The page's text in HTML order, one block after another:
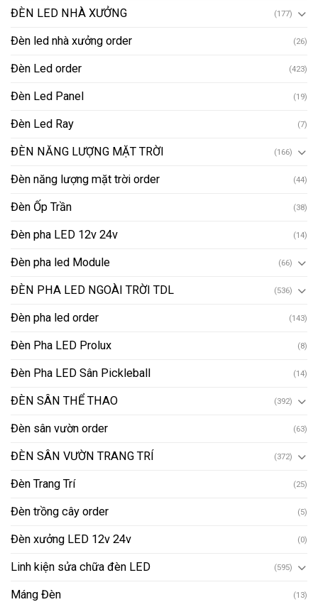
ĐÈN LED NHÀ XƯỞNG (177)
Đèn led nhà xưởng order (26)
Đèn Led order (423)
Đèn Led Panel (19)
Đèn Led Ray (7)
ĐÈN NĂNG LƯỢNG MẶT TRỜI (166)
Đèn năng lượng mặt trời order (44)
Đèn Ốp Trần (38)
Đèn pha LED 12v 24v (14)
Đèn pha led Module (66)
ĐÈN PHA LED NGOÀI TRỜI TDL (536)
Đèn pha led order (143)
Đèn Pha LED Prolux (8)
Đèn Pha LED Sân Pickleball (14)
ĐÈN SÂN THỂ THAO (392)
Đèn sân vườn order (63)
ĐÈN SÂN VƯỜN TRANG TRÍ (372)
Đèn Trang Trí (25)
Đèn trồng cây order (5)
Đèn xưởng LED 12v 24v (0)
Linh kiện sửa chữa đèn LED (595)
Máng Đèn (13)